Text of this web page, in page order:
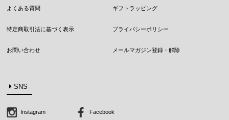
よくある質問 ギフトラッピング
特定商取引法に基づく表示 プライバシーポリシー
お問い合わせ メールマガジン登録・解除
SNS
Instagram Facebook